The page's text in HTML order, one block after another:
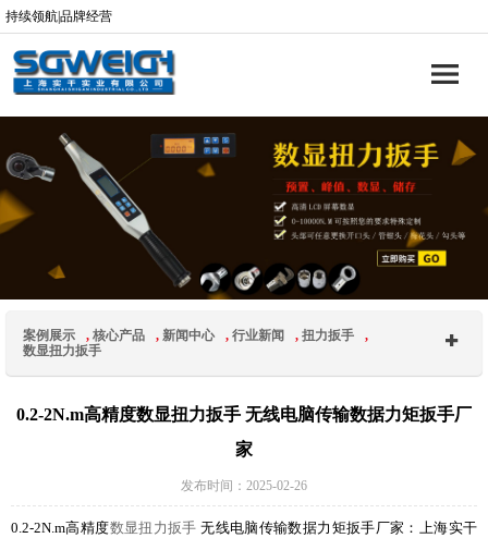
持续领航|品牌经营
案例展示 , 核心产品 , 新闻中心 , 行业新闻 , 扭力扳手
,
数显扭力扳手
0.2-2N.m高精度数显扭力扳手 无线电脑传输数据力矩扳手厂
家
发布时间：2025-02-26
0.2-2N.m高精度数显扭力扳手 无线电脑传输数据力矩扳手厂家：上海实干